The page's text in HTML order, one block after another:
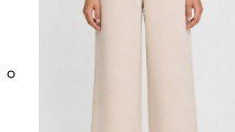
kan väljas på